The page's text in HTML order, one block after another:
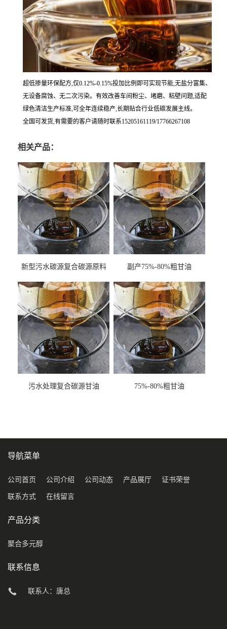
超低掺量环保配方,仅0.12%-0.15%投加比例即可实现节能,无盐分富集、
无设备腐蚀、无二次污染。有效改善车间粉尘、堵磨、粘壁问题,适配
绿色清洁生产标准,可全年连续稳产,长期贴合行业低碳发展主线。
全国可发货,有需要的客户请随时联系15205161119/17766267108
相关产品：
新型污水碳源复合碳源原料
副产75%-80%粗甘油
污水处理复合碳源甘油
75%-80%粗甘油
导航菜单
公司首页 公司介绍 公司动态 产品展厅 证书荣誉
联系方式 在线留言
产品分类
聚合多元醇
联系信息
联系人：唐总